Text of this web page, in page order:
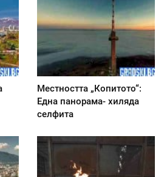
Местността „Копитото“:
Една панорама- хиляда
селфита